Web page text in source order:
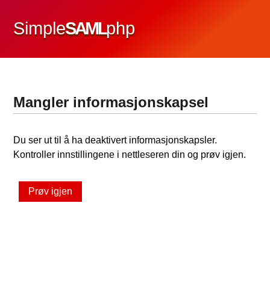
SimpleSAMLphp
Mangler informasjonskapsel
Du ser ut til å ha deaktivert informasjonskapsler.
Kontroller innstillingene i nettleseren din og prøv igjen.
Prøv igjen